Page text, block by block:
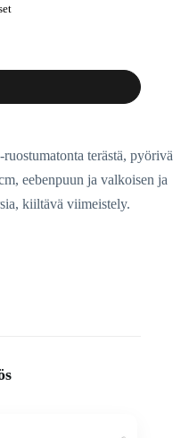
terästä, pyörivä
eebenpuun ja valkoisen ja
kiiltävä viimeistely.